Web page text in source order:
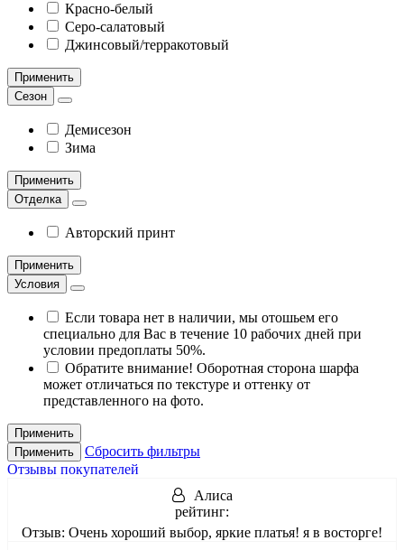
Красно-белый
Серо-салатовый
Джинсовый/терракотовый
Применить
Сезон
Демисезон
Зима
Применить
Отделка
Авторский принт
Применить
Условия
Если товара нет в наличии, мы отошьем его
специально для Вас в течение 10 рабочих дней при
условии предоплаты 50%.
Обратите внимание! Оборотная сторона шарфа
может отличаться по текстуре и оттенку от
представленного на фото.
Применить
Применить
Сбросить фильтры
Отзывы покупателей
Алиса
рейтинг:
Отзыв: Очень хороший выбор, яркие платья! я в восторге!